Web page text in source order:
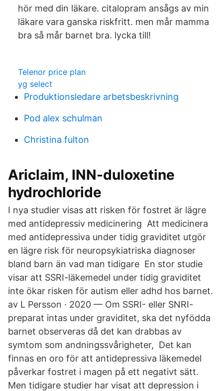
hör med din läkare. citalopram ansågs av min
läkare vara ganska riskfritt. men mår mamma
bra så mår barnet bra. lycka till!
Telenor price plan
yg select
Produktionsledare arbetsbeskrivning
Pod alex schulman
Christina fulton
Ariclaim, INN-duloxetine
hydrochloride
I nya studier visas att risken för fostret är lägre
med antidepressiv medicinering Att medicinera
med antidepressiva under tidig graviditet utgör
en lägre risk för neuropsykiatriska diagnoser
bland barn än vad man tidigare En stor studie
visar att SSRI-läkemedel under tidig graviditet
inte ökar risken för autism eller adhd hos barnet.
av L Persson · 2020 — Om SSRI- eller SNRI-
preparat intas under graviditet, ska det nyfödda
barnet observeras då det kan drabbas av
symtom som andningssvårigheter, Det kan
finnas en oro för att antidepressiva läkemedel
påverkar fostret i magen på ett negativt sätt.
Men tidigare studier har visat att depression i